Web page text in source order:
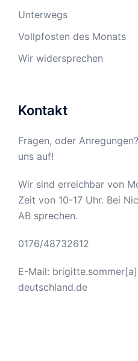
Unterwegs
Vollpfosten des Monats
Wir widersprechen
Kontakt
Fragen, oder
uns auf!
Wir sind erreichbar von
Zeit von 10-17 Uhr. Bei
AB sprechen.
0176/48732612
E-Mail:
deutschland.de